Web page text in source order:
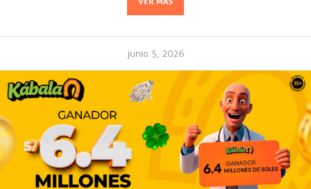
junio 5, 2026